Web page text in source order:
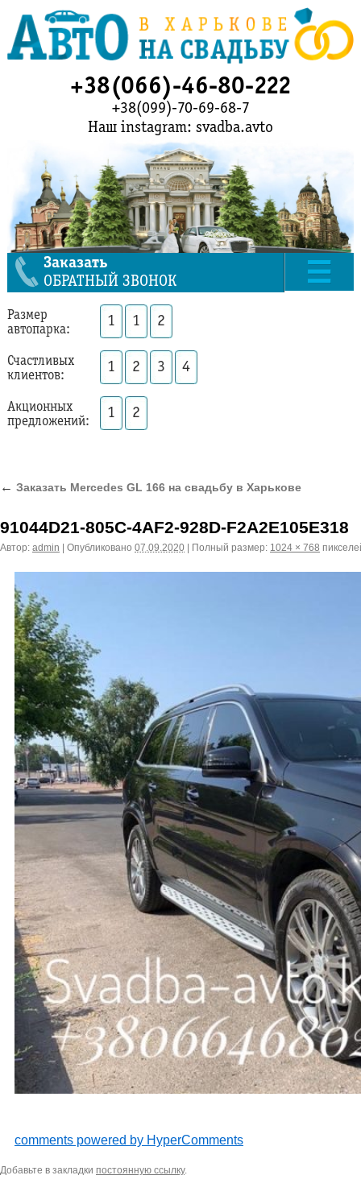
+38(066)-46-80-222
+38(099)-70-69-68-7
Наш instagram: svadba.avto
Заказать
ОБРАТНЫЙ ЗВОНОК
Размер
автопарка:
1 1 2
Счастливых
клиентов:
1 2 3 4
Акционных
предложений:
1 2
← Заказать Mercedes GL 166 на свадьбу в Харькове
91044D21-805C-4AF2-928D-F2A2E105E318
Автор: admin Опубликовано 07.09.2020 Полный размер: 1024 × 768
comments powered by HyperComments
Добавьте в закладки постоянную ссылку.